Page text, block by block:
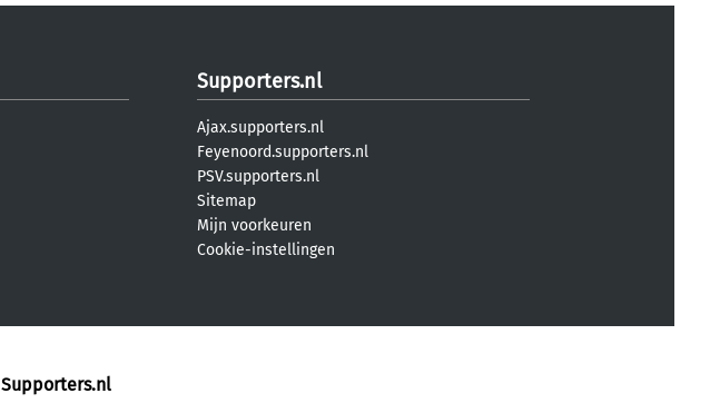
Supporters.nl
Ajax.supporters.nl
Feyenoord.supporters.nl
PSV.supporters.nl
Sitemap
Mijn voorkeuren
Cookie-instellingen
Supporters.nl